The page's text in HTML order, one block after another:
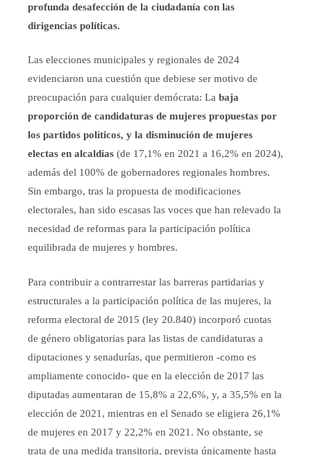
profunda desafección de la ciudadanía con las
dirigencias políticas.
Las elecciones municipales y regionales de 2024
evidenciaron una cuestión que debiese ser motivo de
preocupación para cualquier demócrata: La baja
proporción de candidaturas de mujeres propuestas por
los partidos políticos, y la disminución de mujeres
electas en alcaldías (de 17,1% en 2021 a 16,2% en 2024),
además del 100% de gobernadores regionales hombres.
Sin embargo, tras la propuesta de modificaciones
electorales, han sido escasas las voces que han relevado la
necesidad de reformas para la participación política
equilibrada de mujeres y hombres.
Para contribuir a contrarrestar las barreras partidarias y
estructurales a la participación política de las mujeres, la
reforma electoral de 2015 (ley 20.840) incorporó cuotas
de género obligatorias para las listas de candidaturas a
diputaciones y senadurías, que permitieron -como es
ampliamente conocido- que en la elección de 2017 las
diputadas aumentaran de 15,8% a 22,6%, y, a 35,5% en la
elección de 2021, mientras en el Senado se eligiera 26,1%
de mujeres en 2017 y 22,2% en 2021. No obstante, se
trata de una medida transitoria, prevista únicamente hasta